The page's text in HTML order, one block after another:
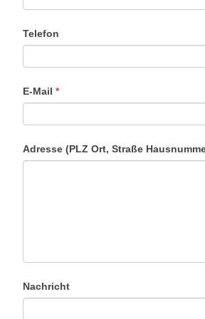
Telefon
E-Mail*
Adresse (PLZ Ort, Straße
Nachricht